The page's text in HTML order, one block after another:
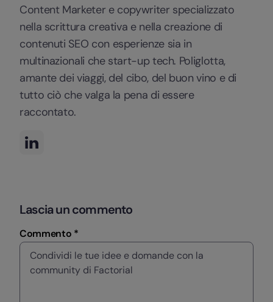
Content Marketer e copywriter specializzato
nella scrittura creativa e nella creazione di
contenuti SEO con esperienze sia in
multinazionali che start-up tech. Poliglotta,
amante dei viaggi, del cibo, del buon vino e di
tutto ciò che valga la pena di essere
raccontato.
Lascia un commento
Commento *